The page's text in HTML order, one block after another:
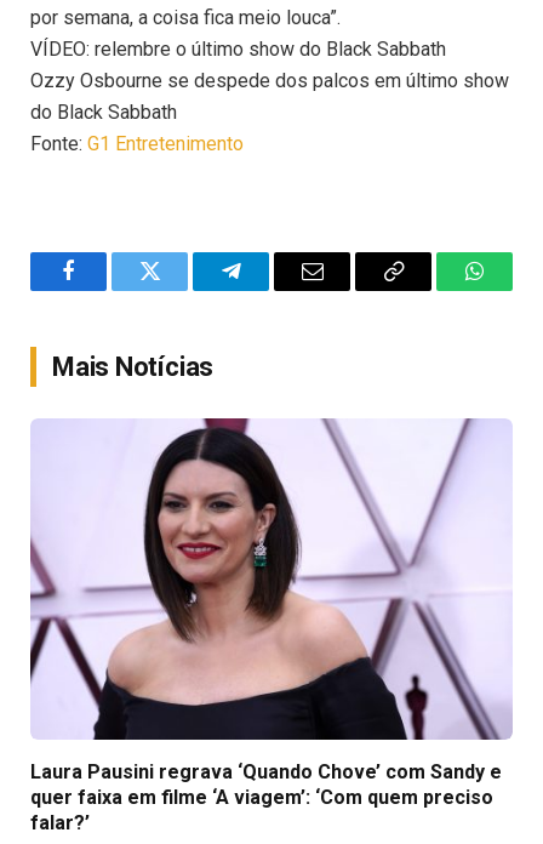
por semana, a coisa fica meio louca”.
VÍDEO: relembre o último show do Black Sabbath
Ozzy Osbourne se despede dos palcos em último show
do Black Sabbath
Fonte: G1 Entretenimento
FacebookTwitter TelegramEmail
Copy
Mais Notícias
Laura Pausini regrava ‘Quando Chove’ com Sandy e
quer faixa em filme ‘A viagem’: ‘Com quem preciso
falar?’